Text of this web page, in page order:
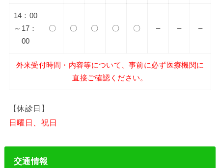
14：00
～17：
00
〇 〇 〇 〇 〇 – – –
外来受付時間・内容等について、事前に必ず医療機関に
直接ご確認ください。
【休診日】
日曜日、祝日
交通情報